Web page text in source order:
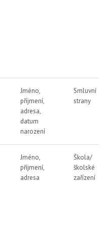
Jméno,
příjmení,
adresa,
datum
narození
Smluvní
strany
Jméno,
příjmení,
adresa
Škola/
školské
zařízení